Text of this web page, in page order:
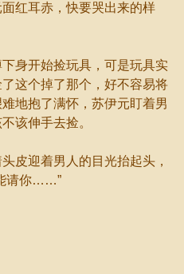
红耳赤，快要哭出来的样
开始捡玩具，可是玩具实
这个掉了那个，好不容易将
地抱了满怀，苏伊元盯着男
该伸手去捡。
迎着男人的目光抬起头，
请你……”